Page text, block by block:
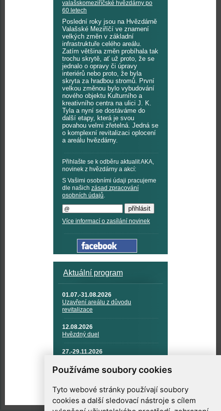
Používáme soubory cookies
Tyto webové stránky používají soubory
cookies a další sledovací nástroje s cílem
valašskomeziříčské hvězdárny po
60 letech
Poslední roky jsou na Hvězdárně
Valašské Meziříčí ve znamení
velkých změn v základní
infrastruktuře celého areálu.
Zatím většina změn probíhala tak
trochu skrytě, ať už proto, že se
jednalo o opravy či úpravy
interiérů nebo proto, že byla
skryta za hradbou stromů. První
velkou změnou bylo vybudování
nového objektu Kulturního a
kreativního centra na ulici J. K.
Tyla a nyní se dostáváme do
další etapy, která je svou
povahou velmi zřetelná. Jedná se
o komplexní revitalizaci oplocení
a areálu hvězdárny.
Přihlašte se k odběru aktualit AKA,
novinek z hvězdárny a akcí:
S Vašimi osobními údaji pracujeme
dle našich zásad zpracování
osobních údajů.
Více informací o zasílání novinek
Aktuální program
01.07.-31.08.2026
Uzavření areálu z důvodu
revitalizace
12.08.2026
Hvězdný duel
27.-29.11.2026
TECHNIKA A KOSMICKÉ
TECHNOLOGIE